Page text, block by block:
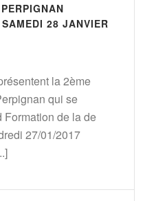
28 JANVIER
la 2ème
qui se
Formation de la de
27/01/2017